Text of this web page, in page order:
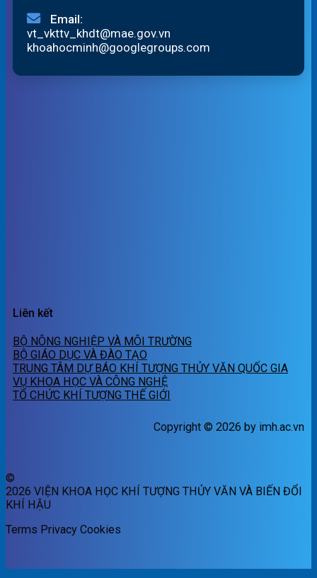
Email:
vt_vkttv_khdt@mae.gov.vn
khoahocminh@googlegroups.com
Liên kết
BỘ NÔNG NGHIỆP VÀ MÔI TRƯỜNG
BỘ GIÁO DỤC VÀ ĐÀO TẠO
TRUNG TÂM DỰ BÁO KHÍ TƯỢNG THỦY VĂN QUỐC GIA
VỤ KHOA HỌC VÀ CÔNG NGHỆ
TỔ CHỨC KHÍ TƯỢNG THẾ GIỚI
Copyright © 2026 by imh.ac.vn
©
2026 VIỆN KHOA HỌC KHÍ TƯỢNG THỦY VĂN VÀ BIẾN ĐỔI
KHÍ HẬU
Terms Privacy Cookies